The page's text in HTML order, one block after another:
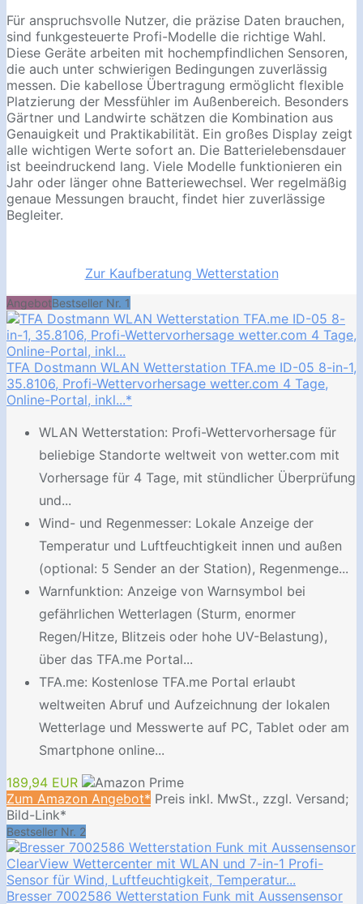
Für anspruchsvolle Nutzer, die präzise Daten brauchen,
sind funkgesteuerte Profi-Modelle die richtige Wahl.
Diese Geräte arbeiten mit hochempfindlichen Sensoren,
die auch unter schwierigen Bedingungen zuverlässig
messen. Die kabellose Übertragung ermöglicht flexible
Platzierung der Messfühler im Außenbereich. Besonders
Gärtner und Landwirte schätzen die Kombination aus
Genauigkeit und Praktikabilität. Ein großes Display zeigt
alle wichtigen Werte sofort an. Die Batterielebensdauer
ist beeindruckend lang. Viele Modelle funktionieren ein
Jahr oder länger ohne Batteriewechsel. Wer regelmäßig
genaue Messungen braucht, findet hier zuverlässige
Begleiter.
Zur Kaufberatung Wetterstation
AngebotBestseller Nr. 1
TFA Dostmann WLAN Wetterstation TFA.me ID-05 8-in-1,
35.8106, Profi-Wettervorhersage wetter.com 4 Tage,
Online-Portal, inkl...*
WLAN Wetterstation: Profi-Wettervorhersage für
beliebige Standorte weltweit von wetter.com mit
Vorhersage für 4 Tage, mit stündlicher Überprüfung
und...
Wind- und Regenmesser: Lokale Anzeige der
Temperatur und Luftfeuchtigkeit innen und außen
(optional: 5 Sender an der Station), Regenmenge...
Warnfunktion: Anzeige von Warnsymbol bei
gefährlichen Wetterlagen (Sturm, enormer
Regen/Hitze, Blitzeis oder hohe UV-Belastung),
über das TFA.me Portal...
TFA.me: Kostenlose TFA.me Portal erlaubt
weltweiten Abruf und Aufzeichnung der lokalen
Wetterlage und Messwerte auf PC, Tablet oder am
Smartphone online...
189,94 EUR
Zum Amazon Angebot* Preis inkl. MwSt., zzgl. Versand;
Bild-Link*
Bestseller Nr. 2
Bresser 7002586 Wetterstation Funk mit Aussensensor